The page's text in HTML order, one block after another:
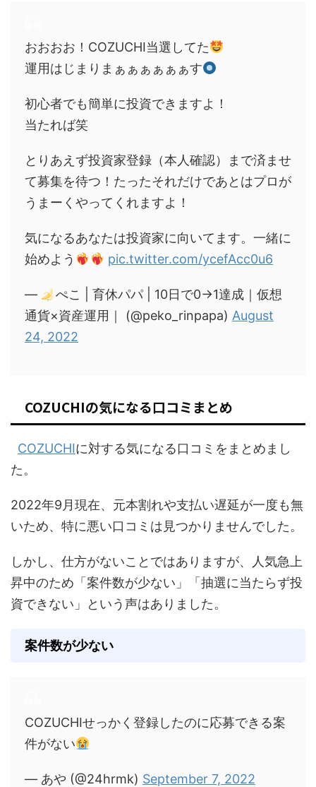
おおおお！COZUCHI当選してた
運用はじまりまぁぁぁぁぁぁす
初心者でも簡単に投資できますよ！
当たれば笑
とりあえず投資家登録（本人確認）まで済ませ
て募集を待つ！たったそれだけであとはプロが
うまーくやってくれますよ！
気になるあなたは投資家に向いてます。一緒に
始めよう
pic.twitter.com/ycefAcc0u6
—
ぺこ | 育休パパ | 10日で0→1達成｜仮想
通貨×資産運用｜ (@peko_rinpapa) August
24, 2022
COZUCHIの気になる口コミまとめ
COZUCHIに対する気になる口コミをまとめまし
た。
2022年9月現在、元本割れや支払い遅延が一度も無
いため、特に悪い口コミは見つかりませんでした。
しかし、仕方がないことではありますが、人気急上
昇中のため「案件数が少ない」「抽選に当たらず投
資できない」という声はありました。
案件数が少ない
COZUCHIせっかく登録したのに応募できる案
件がない
— あや (@24hrmk) September 7, 2022